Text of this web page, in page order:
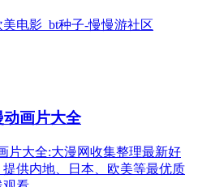
电影_bt种子-慢慢游社区
动画片大全
片大全:大漫网收集整理最新好
供内地、日本、欧美等最优质